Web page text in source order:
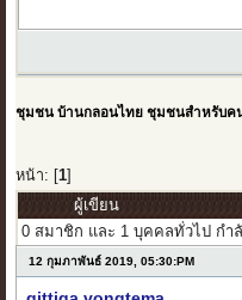
ชุมชน บ้านกลอนไทย ชุมชนสำหรับค
หน้า: [1
ผู้เขียน
0 สมาชิก และ 1 บุคคลทั่วไป กำ
12 กุมภาพันธ์ 2019, 05:30:PM